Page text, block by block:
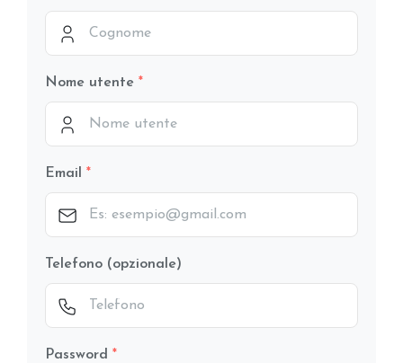
Nome utente
Email
Telefono (opzionale)
Password